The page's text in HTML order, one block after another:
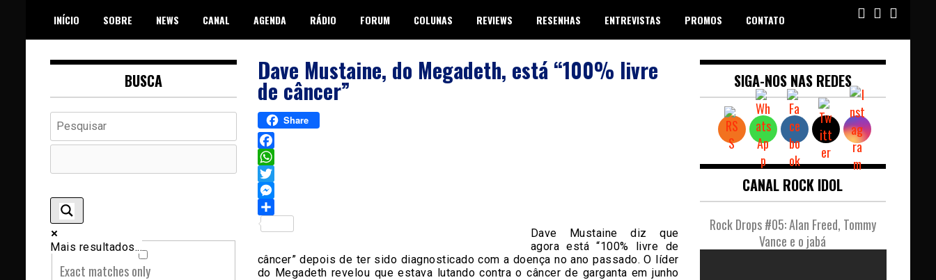
content
INÍCIO SOBRE NEWS CANAL AGENDA RÁDIO FORUM COLUNAS REVIEWS RESENHAS ENTREVISTAS PROMOS CONTATO
Dave Mustaine, do Megadeth, está “100% livre
de câncer”
Share
Facebook
WhatsApp
Twitter
Messenger
Dave Mustaine diz que
agora está “100% livre de
câncer” depois de ter sido diagnosticado com a doença no ano passado. O líder
do Megadeth revelou que estava lutando contra o câncer de garganta em junho
BUSCA
Mais resultados...
Exact matches only
SIGA-NOS NAS REDES
CANAL ROCK IDOL
Rock Drops #05: Alan Freed, Tommy
Vance e o jabá